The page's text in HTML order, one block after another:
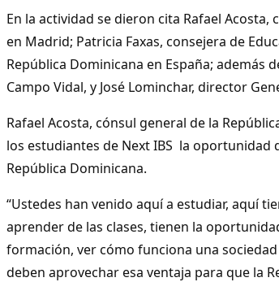
En la actividad se dieron cita Rafael Acosta,
en Madrid; Patricia Faxas, consejera de
República Dominicana en España; además
Campo Vidal, y José Lominchar, director
Rafael Acosta, cónsul general de la
los estudiantes de Next IBS la oportunidad
República Dominicana.
“Ustedes han venido aquí a estudiar, aquí
aprender de las clases, tienen la
formación, ver cómo funciona una
deben aprovechar esa ventaja para que la